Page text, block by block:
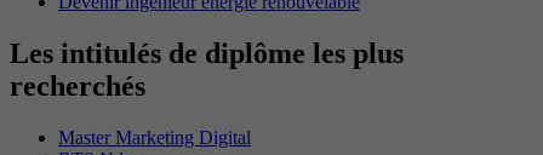
Les intitulés de diplôme les plus
recherchés
Master Marketing Digital